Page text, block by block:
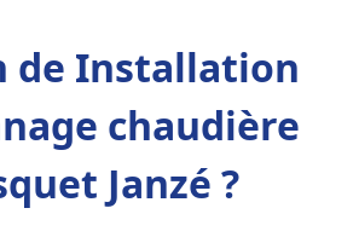
de Installation
chaudière
Janzé ?